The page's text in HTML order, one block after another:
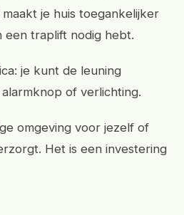
je huis toegankelijker
een traplift nodig hebt.
je kunt de leuning
of verlichting.
omgeving voor jezelf of
Het is een investering